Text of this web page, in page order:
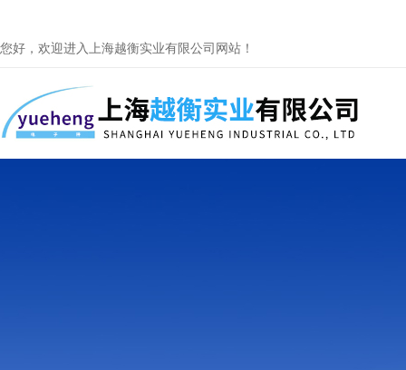
您好，欢迎进入上海越衡实业有限公司网站！